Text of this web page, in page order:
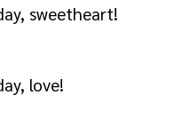
sweetheart!
love!